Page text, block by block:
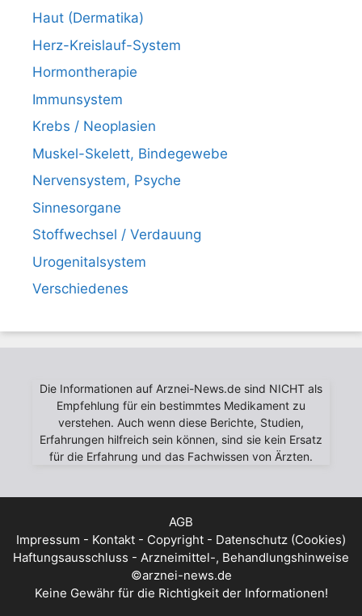
Haut (Dermatika)
Herz-Kreislauf-System
Hormontherapie
Immunsystem
Krebs / Neoplasien
Muskel-Skelett, Bindegewebe
Nervensystem, Psyche
Sinnesorgane
Stoffwechsel / Verdauung
Urogenitalsystem
Verschiedenes
Die Informationen auf Arznei-News.de sind NICHT als
Empfehlung für ein bestimmtes Medikament zu
verstehen. Auch wenn diese Berichte, Studien,
Erfahrungen hilfreich sein können, sind sie kein Ersatz
für die Erfahrung und das Fachwissen von Ärzten.
AGB
Impressum - Kontakt - Copyright - Datenschutz (Cookies)
Haftungsausschluss - Arzneimittel-, Behandlungshinweise
©arznei-news.de
Keine Gewähr für die Richtigkeit der Informationen!